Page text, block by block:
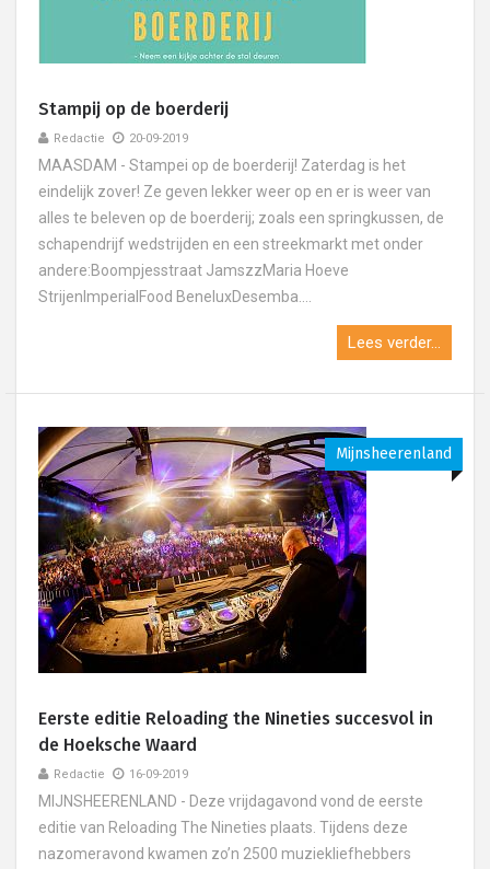
Stampij op de boerderij
Redactie 20-09-2019
MAASDAM - Stampei op de boerderij! Zaterdag is het
eindelijk zover! Ze geven lekker weer op en er is weer van
alles te beleven op de boerderij; zoals een springkussen, de
schapendrijf wedstrijden en een streekmarkt met onder
andere:Boompjesstraat JamszzMaria Hoeve
StrijenImperialFood BeneluxDesemba....
Lees verder...
Mijnsheerenland
Eerste editie Reloading the Nineties succesvol in
de Hoeksche Waard
Redactie 16-09-2019
MIJNSHEERENLAND - Deze vrijdagavond vond de eerste
editie van Reloading The Nineties plaats. Tijdens deze
nazomeravond kwamen zo’n 2500 muziekliefhebbers